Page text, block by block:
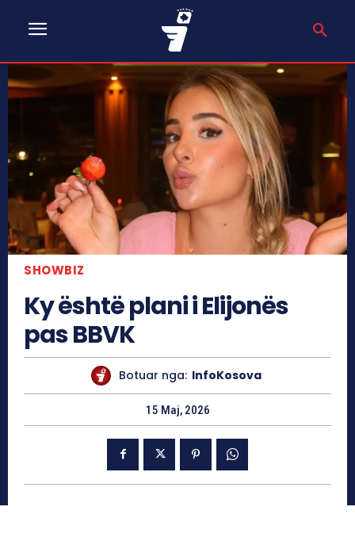
SHOWBIZ
Ky është plani i Elijonës
pas BBVK
Botuar nga: InfoKosova
15 Maj, 2026